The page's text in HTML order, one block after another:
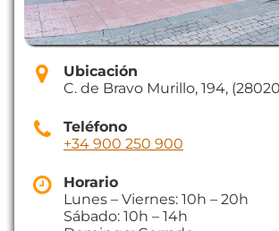
Ubicación
C. de Bravo Murillo, 194,
Teléfono
+34 900 250 900
Horario
Lunes – Viernes: 10h – 20h
Sábado: 10h – 14h